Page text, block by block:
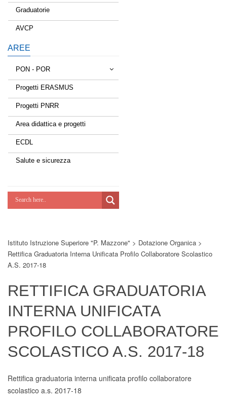
Graduatorie
AVCP
AREE
PON - POR
Tessere la rete
Estate a scuola
Scuola d'estate
Lab Green
Potenziamoci
Digital Board
Progetti ERASMUS
Progetti PNRR
Area didattica e progetti
ECDL
Salute e sicurezza
Istituto Istruzione Superiore "P. Mazzone" > Dotazione Organica >
Rettifica Graduatoria Interna Unificata Profilo Collaboratore Scolastico
A.s. 2017-18
RETTIFICA GRADUATORIA
INTERNA UNIFICATA
PROFILO COLLABORATORE
SCOLASTICO A.S. 2017-18
Rettifica graduatoria interna unificata profilo collaboratore
scolastico a.s. 2017-18